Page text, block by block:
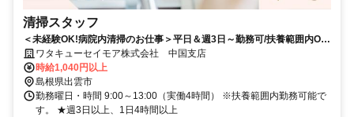
清掃スタッフ
＜未経験OK!病院内清掃のお仕事＞平日＆週3日～勤務可/扶養範囲内OK/
マイカー通勤可♪
ワタキューセイモア株式会社 中国支店
時給1,040円以上
島根県出雲市
勤務曜日・時間 9:00～13:00（実働4時間） ※扶養範囲内勤務可能で
す。 ★週3日以上、1日4時間以上